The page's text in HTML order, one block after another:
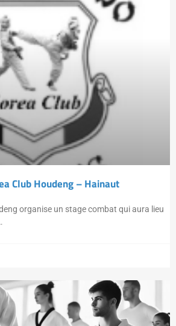
Club Houdeng – Hainaut
organise un stage combat qui aura lieu